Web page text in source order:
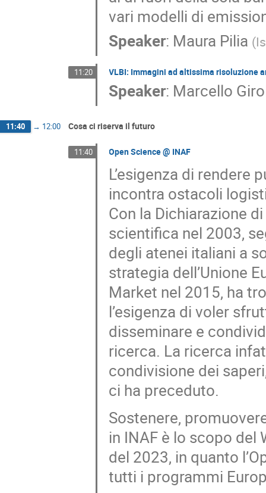
vari modelli di
Speaker: Maura Pilia (
11:20 VLBI: Immagini ad altissima risoluzione
Speaker: Marcello
11:40 → 12:00 Cosa ci riserva il futuro
11:40 Open Science @ INAF
L’esigenza di rendere
incontra ostacoli
Con la Dichiarazione
scientifica nel 2003,
degli atenei italiani a
strategia dell’Unione
Market nel 2015, ha
l’esigenza di voler
disseminare e
ricerca. La ricerca
condivisione dei
ci ha preceduto.
Sostenere,
in INAF è lo scopo del
del 2023, in quanto
tutti i programmi